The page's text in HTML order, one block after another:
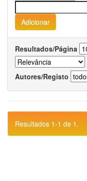
Resultados/Página
Autores/Registo
Resultados 1-1 de 1.